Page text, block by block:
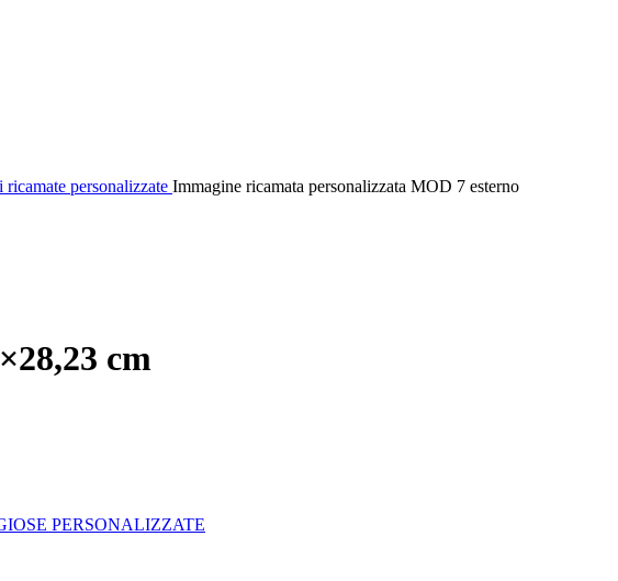
personalizzate Immagine ricamata personalizzata MOD 7 esterno
cm
PERSONALIZZATE